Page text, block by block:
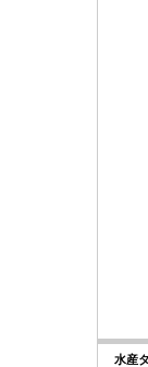
水産